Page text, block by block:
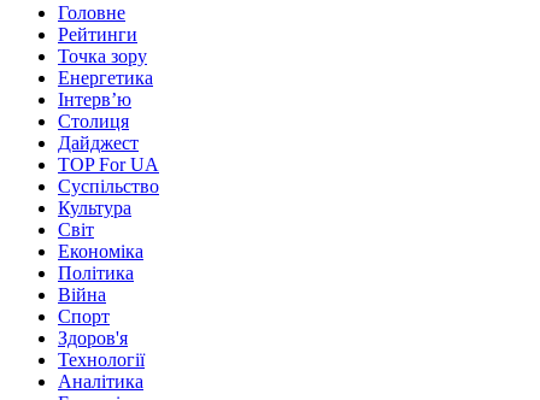
Головне
Рейтинги
Точка зору
Енергетика
Інтерв’ю
Столиця
Дайджест
TOP For UA
Суспiльство
Культура
Світ
Економіка
Політика
Війна
Спорт
Здоров'я
Технології
Аналітика